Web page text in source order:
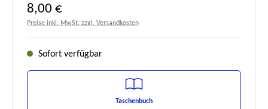
Regulärer Preis:
8,00 €
Preise inkl. MwSt. zzgl. Versandkosten
Sofort verfügbar
Taschenbuch